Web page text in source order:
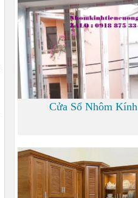
Cửa Sổ Nhôm Kính